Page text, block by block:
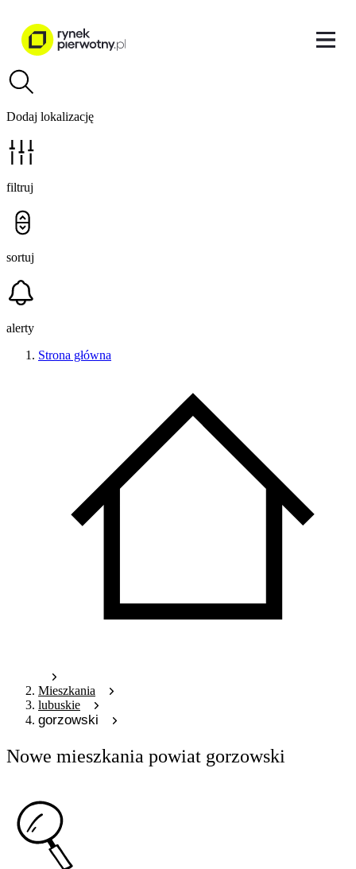
Dodaj lokalizację
filtruj
sortuj
alerty
Strona główna
Mieszkania
lubuskie
gorzowski
Nowe mieszkania powiat gorzowski